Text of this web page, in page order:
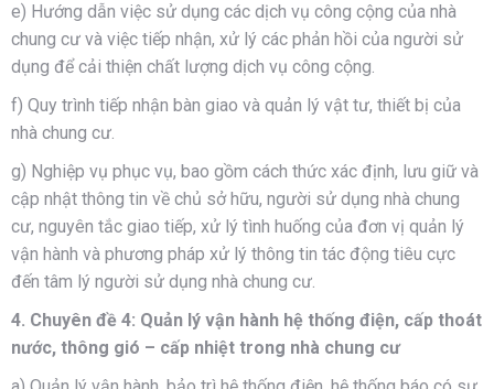
e) Hướng dẫn việc sử dụng các dịch vụ công cộng của nhà
chung cư và việc tiếp nhận, xử lý các phản hồi của người sử
dụng để cải thiện chất lượng dịch vụ công cộng.
f) Quy trình tiếp nhận bàn giao và quản lý vật tư, thiết bị của
nhà chung cư.
g) Nghiệp vụ phục vụ, bao gồm cách thức xác định, lưu giữ và
cập nhật thông tin về chủ sở hữu, người sử dụng nhà chung
cư, nguyên tắc giao tiếp, xử lý tình huống của đơn vị quản lý
vận hành và phương pháp xử lý thông tin tác động tiêu cực
đến tâm lý người sử dụng nhà chung cư.
4. Chuyên đề 4: Quản lý vận hành hệ thống điện, cấp thoát
nước, thông gió – cấp nhiệt trong nhà chung cư